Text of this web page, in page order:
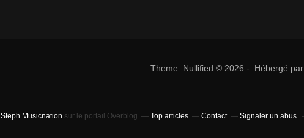
Theme: Nullified © 2026 - Hébergé par
Steph Musicnation sur le portail Overblog Top articles Contact Signaler un abus